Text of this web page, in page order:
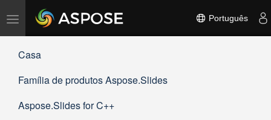
Alternar
navegação
Português
Casa
Família de produtos Aspose.Slides
Aspose.Slides for C++